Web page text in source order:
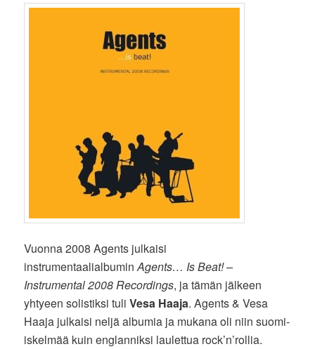
Vuonna 2008 Agents julkaisi
instrumentaalialbuminAgents… Is Beat! –
Instrumental 2008 Recordings, ja tämän jälkeen
yhtyeen solistiksi tuliVesa Haaja. Agents & Vesa
Haaja julkaisi neljä albumia ja mukana oli niin suomi-
iskelmää kuin englanniksi laulettua rock’n’rollia.